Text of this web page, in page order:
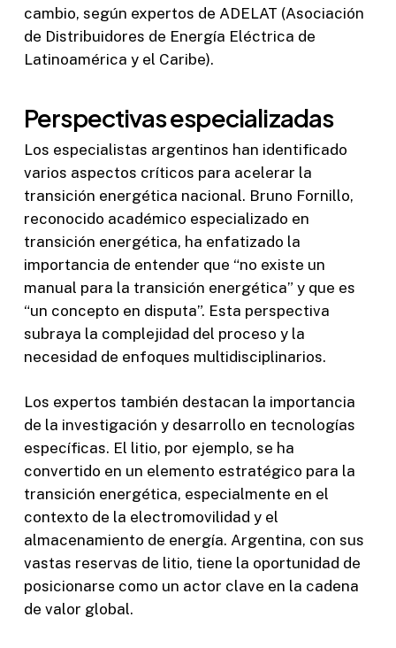
cambio, según expertos de ADELAT (Asociación
de Distribuidores de Energía Eléctrica de
Latinoamérica y el Caribe).
Perspectivas especializadas
Los especialistas argentinos han identificado
varios aspectos críticos para acelerar la
transición energética nacional. Bruno Fornillo,
reconocido académico especializado en
transición energética, ha enfatizado la
importancia de entender que “no existe un
manual para la transición energética” y que es
“un concepto en disputa”. Esta perspectiva
subraya la complejidad del proceso y la
necesidad de enfoques multidisciplinarios.
Los expertos también destacan la importancia
de la investigación y desarrollo en tecnologías
específicas. El litio, por ejemplo, se ha
convertido en un elemento estratégico para la
transición energética, especialmente en el
contexto de la electromovilidad y el
almacenamiento de energía. Argentina, con sus
vastas reservas de litio, tiene la oportunidad de
posicionarse como un actor clave en la cadena
de valor global.